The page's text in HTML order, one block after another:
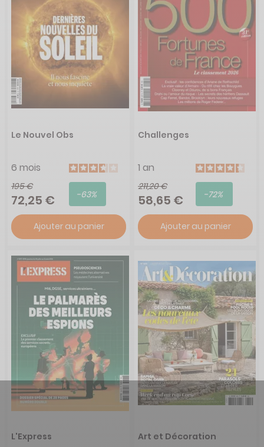
Le Nouvel Obs
6 mois
195 €
72,25 € -63%
Ajouter au panier
Challenges
1 an
211,20 €
58,65 € -72%
Ajouter au panier
L'Express Art et Décoration